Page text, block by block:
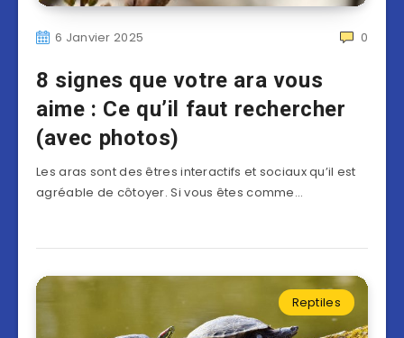
6 Janvier 2025 0
8 signes que votre ara vous
aime : Ce qu’il faut rechercher
(avec photos)
Les aras sont des êtres interactifs et sociaux qu’il est
agréable de côtoyer. Si vous êtes comme…
Reptiles